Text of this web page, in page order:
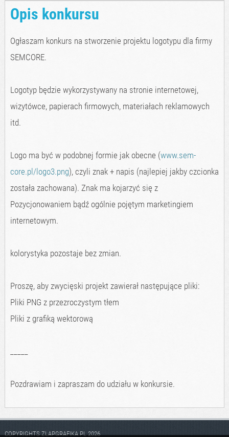
Opis konkursu
Ogłaszam konkurs na stworzenie projektu logotypu dla firmy
SEMCORE.
Logotyp będzie wykorzystywany na stronie internetowej,
wizytówce, papierach firmowych, materiałach reklamowych
itd.
Logo ma być w podobnej formie jak obecne (www.sem-
core.pl/logo3.png), czyli znak + napis (najlepiej jakby czcionka
została zachowana). Znak ma kojarzyć się z
Pozycjonowaniem bądź ogólnie pojętym marketingiem
internetowym.
kolorystyka pozostaje bez zmian.
Proszę, aby zwycięski projekt zawierał następujące pliki:
Pliki PNG z przezroczystym tłem
Pliki z grafiką wektorową
Pozdrawiam i zapraszam do udziału w konkursie.
COPYRIGHTS ZLAPGRAFIKA.PL 2026